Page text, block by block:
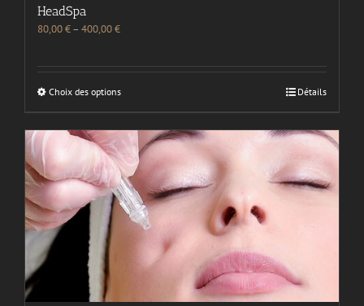
HeadSpa
80,00€– 400,00€
Choix des options Détails